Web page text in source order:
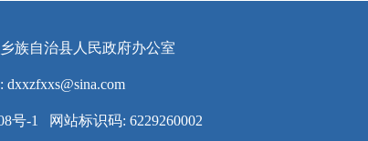
族自治县人民政府办公室
dxxzfxxs@sina.com
号-1 网站标识码: 6229260002